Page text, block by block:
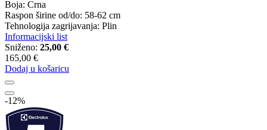
Boja: Crna
Raspon širine od/do: 58-62 cm
Tehnologija zagrijavanja: Plin
Informacijski list
Sniženo: 25,00 €
165,00 €
Dodaj u košaricu
-12%